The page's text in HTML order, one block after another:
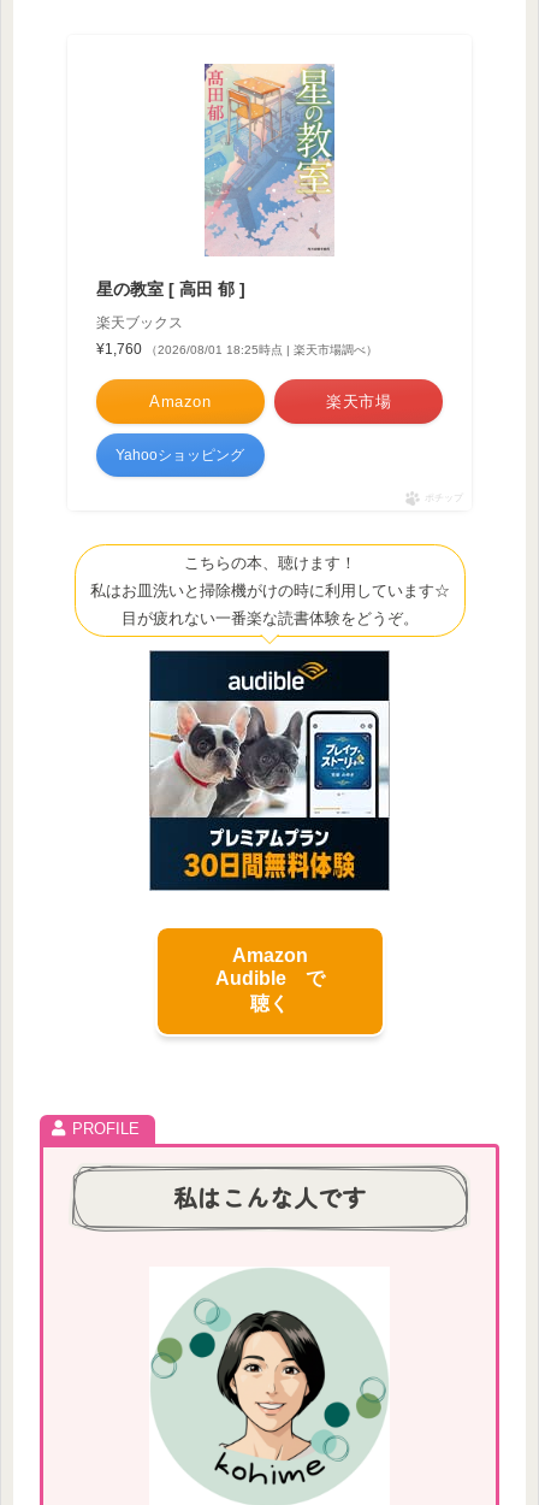
星の教室 [ 高田 郁 ]
楽天ブックス
¥1,760
（2026/08/01 18:25時点 | 楽天市場調べ）
Amazon 楽天市場
Yahooショッピング
ポチップ
こちらの本、聴けます！
私はお皿洗いと掃除機がけの時に利用しています☆
目が疲れない一番楽な読書体験をどうぞ。
Amazon
Audible で
聴く
私はこんな人です